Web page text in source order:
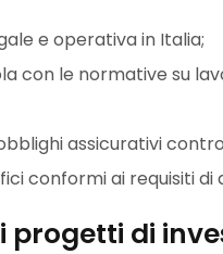
e operativa in Italia;
con le normative su
assicurativi contro
conformi ai requisiti di
progetti di